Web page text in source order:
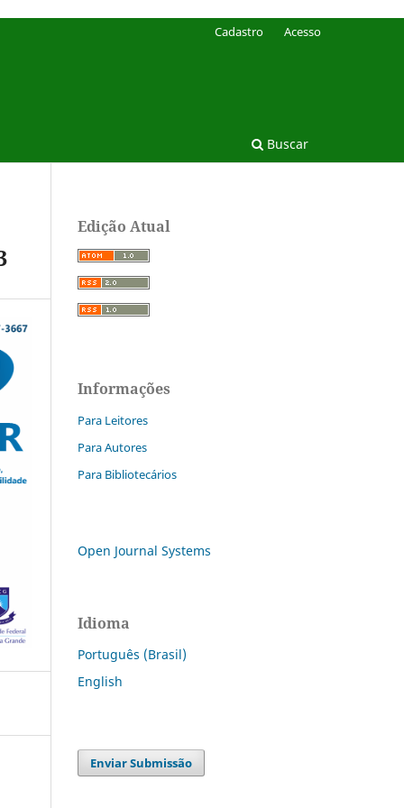
Buscar
Cadastro Acesso
Edição Atual
Informações
Para Leitores
Para Autores
Para Bibliotecários
Open Journal Systems
Idioma
Português (Brasil)
English
Enviar Submissão